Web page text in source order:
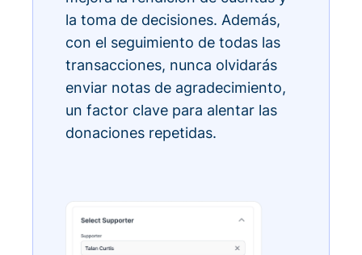
la toma de decisiones. Además,
con el seguimiento de todas las
transacciones, nunca olvidarás
enviar notas de agradecimiento,
un factor clave para alentar las
donaciones repetidas.